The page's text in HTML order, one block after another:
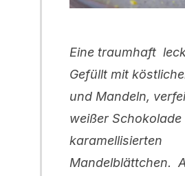
Eine traumhaft
Gefüllt mit
und Mandeln,
weißer Schokolade
karamellisierten
Mandelblättchen.